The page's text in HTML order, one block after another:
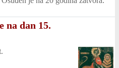
na dan 15.